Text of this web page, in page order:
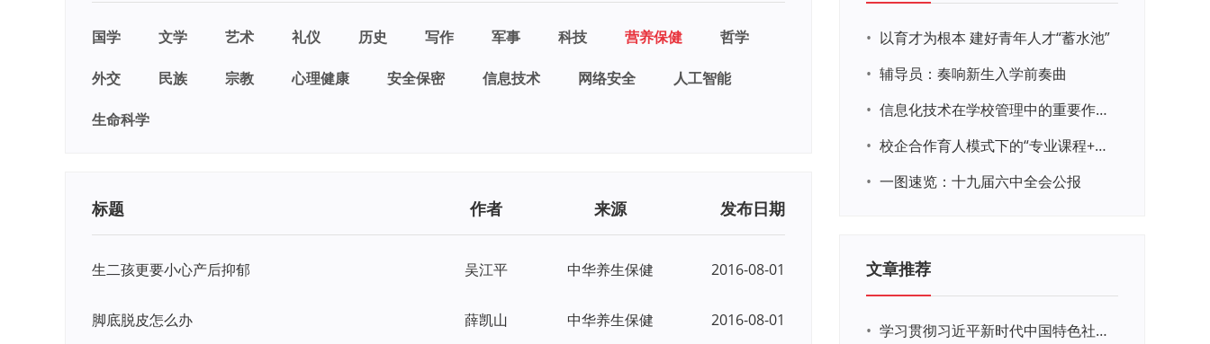
国学 文学 艺术 礼仪 历史 写作 军事 科技 营养保健 哲学
外交 民族 宗教 心理健康 安全保密 信息技术 网络安全 人工智能
生命科学
标题 作者 来源 发布日期
生二孩更要小心产后抑郁 吴江平 中华养生保健 2016-08-01
脚底脱皮怎么办 薛凯山 中华养生保健 2016-08-01
• 以育才为根本 建好青年人才“蓄水池”
• 辅导员：奏响新生入学前奏曲
•
信息化技术在学校管理中的重要作用 ——以贵州省威宁民族中学和校园使用等为例
•
校企合作育人模式下的“专业课程+思政教育+党建活动”交叉融合的课程思政教学探索与实践
• 一图速览：十九届六中全会公报
文章推荐
•
学习贯彻习近平新时代中国特色社会主义思想主题教育网络培训